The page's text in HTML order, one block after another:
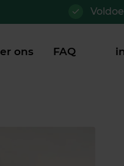
ons FAQ